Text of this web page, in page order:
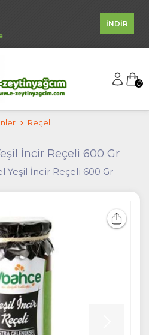
İNDİR
0
Reçel
İncir Reçeli 600 Gr
Yeşil İncir Reçeli 600 Gr